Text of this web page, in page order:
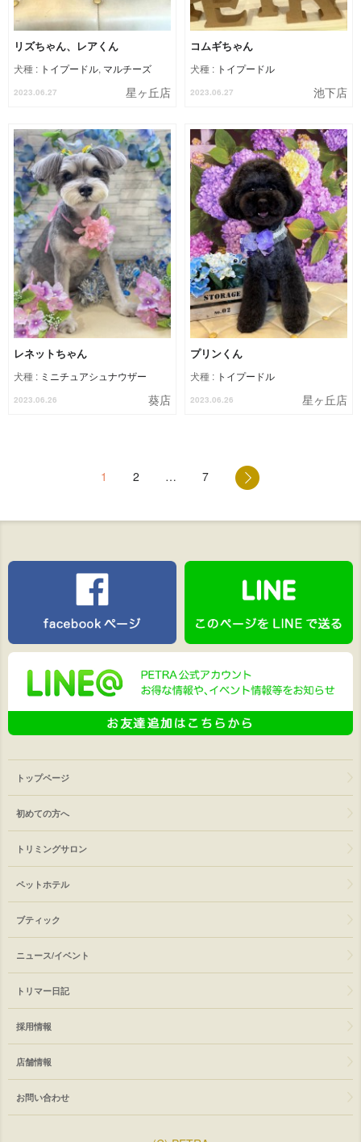
リズちゃん、レアくん
犬種 : トイプードル, マルチーズ
2023.06.27 星ヶ丘店
コムギちゃん
犬種 : トイプードル
2023.06.27 池下店
レネットちゃん
犬種 : ミニチュアシュナウザー
2023.06.26 葵店
プリンくん
犬種 : トイプードル
2023.06.26 星ヶ丘店
1 2 … 7
トップページ
初めての方へ
トリミングサロン
ペットホテル
ブティック
ニュース/イベント
トリマー日記
採用情報
店舗情報
お問い合わせ